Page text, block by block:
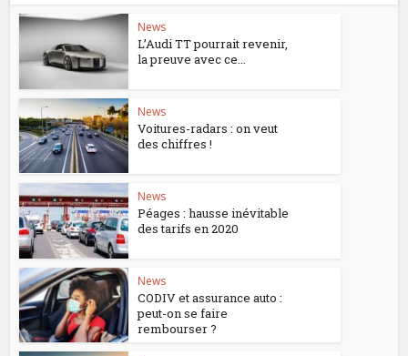
News
L’Audi TT pourrait revenir,
la preuve avec ce...
News
Voitures-radars : on veut
des chiffres !
News
Péages : hausse inévitable
des tarifs en 2020
News
CODIV et assurance auto :
peut-on se faire
rembourser ?